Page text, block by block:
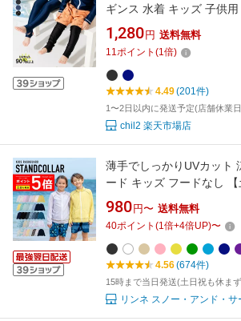
ギンス 水着 キッズ 子供用
カット 紫外線対策 水遊び
ア 黒 紺 ドット 90 100
160cm [M便 1/2]
1,280 円 送料無料
11ポイント (1倍)
4.49(201件)
1〜2日以内に発送予定(店舗休業
chil2 楽天市場店
薄手でしっかりUVカット
ード キッズ フードなし 【
≪365日品質保証≫ 全色UV
着 ジュニア 子供 男の子
ンズ の サーフパンツ や
ズ サファリハット スクー
980 円〜 送料無料
40ポイント (1倍+4倍UP)〜
4.56(674件)
15時まで当日発送(土日祝も休ま
リンネ スノー・アンド・サ